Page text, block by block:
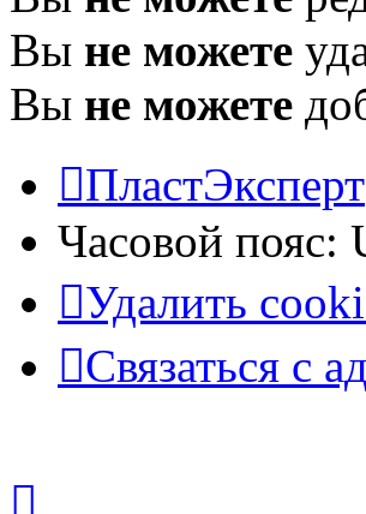
Вы не можете
Вы не можете
ПластЭксперт
Часовой пояс:
Удалить
Связаться с